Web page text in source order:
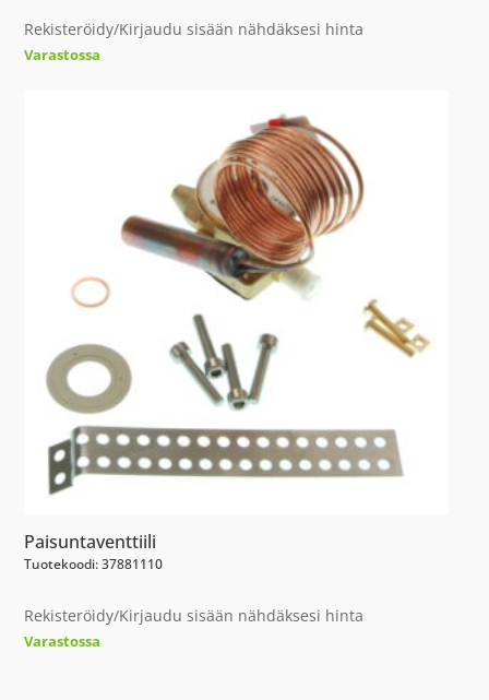
Rekisteröidy/Kirjaudu sisään nähdäksesi hinta
Varastossa
Paisuntaventtiili
Tuotekoodi: 37881110
Rekisteröidy/Kirjaudu sisään nähdäksesi hinta
Varastossa